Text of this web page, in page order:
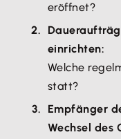
eröffnet?
einrichten:
Welche
statt?
Empfänger
Wechsel des